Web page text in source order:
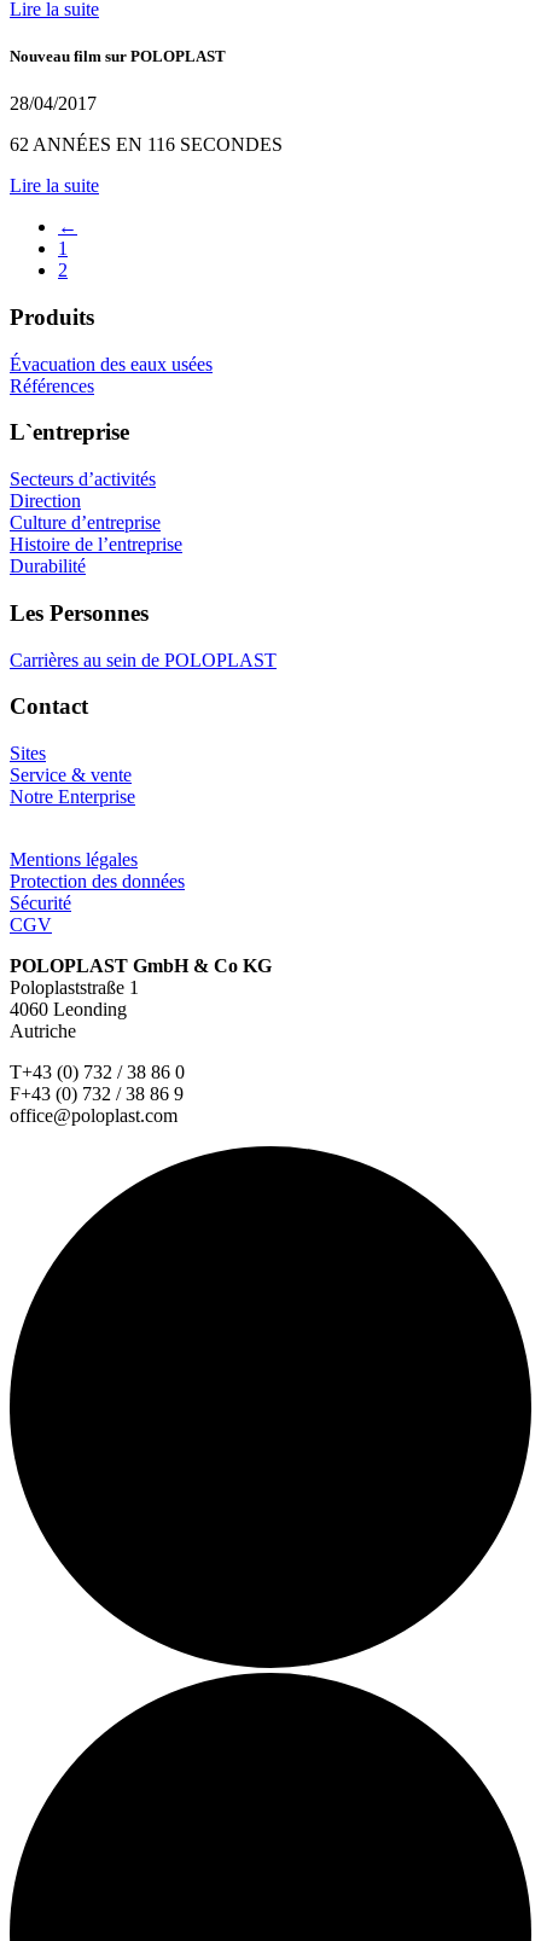
Lire la suite
Nouveau film sur POLOPLAST
28/04/2017
62 ANNÉES EN 116 SECONDES
Lire la suite
←
1
2
Produits
Évacuation des eaux usées
Références
L`entreprise
Secteurs d’activités
Direction
Culture d’entreprise
Histoire de l’entreprise
Durabilité
Les Personnes
Carrières au sein de POLOPLAST
Contact
Sites
Service & vente
Notre Enterprise
Mentions légales
Protection des données
Sécurité
CGV
POLOPLAST GmbH & Co KG
Poloplaststraße 1
4060 Leonding
Autriche
T+43 (0) 732 / 38 86 0
F+43 (0) 732 / 38 86 9
office@poloplast.com